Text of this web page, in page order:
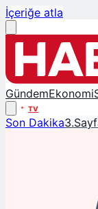
İçeriğe atla
GündemEkonomi
TV
Son Dakika